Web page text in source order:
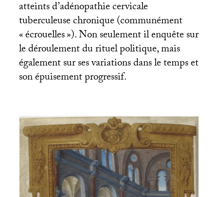
atteints d’adénopathie cervicale
tuberculeuse chronique (communément
«écrouelles»). Non seulement il enquête sur
le déroulement du rituel politique, mais
également sur ses variations dans le temps et
son épuisement progressif.